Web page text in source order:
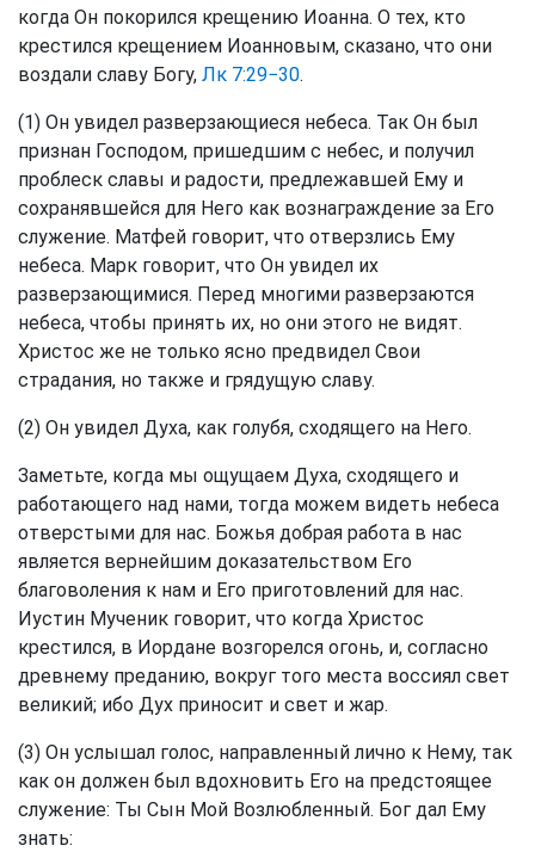
когда Он покорился крещению Иоанна. О тех, кто
крестился крещением Иоанновым, сказано, что они
воздали славу Богу, Лк 7:29−30.
(1) Он увидел разверзающиеся небеса. Так Он был
признан Господом, пришедшим с небес, и получил
проблеск славы и радости, предлежавшей Ему и
сохранявшейся для Него как вознаграждение за Его
служение. Матфей говорит, что отверзлись Ему
небеса. Марк говорит, что Он увидел их
разверзающимися. Перед многими разверзаются
небеса, чтобы принять их, но они этого не видят.
Христос же не только ясно предвидел Свои
страдания, но также и грядущую славу.
(2) Он увидел Духа, как голубя, сходящего на Него.
Заметьте, когда мы ощущаем Духа, сходящего и
работающего над нами, тогда можем видеть небеса
отверстыми для нас. Божья добрая работа в нас
является вернейшим доказательством Его
благоволения к нам и Его приготовлений для нас.
Иустин Мученик говорит, что когда Христос
крестился, в Иордане возгорелся огонь, и, согласно
древнему преданию, вокруг того места воссиял свет
великий; ибо Дух приносит и свет и жар.
(3) Он услышал голос, направленный лично к Нему, так
как он должен был вдохновить Его на предстоящее
служение: Ты Сын Мой Возлюбленный. Бог дал Ему
знать: